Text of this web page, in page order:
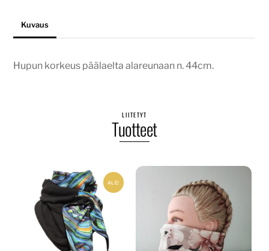
Kuvaus
Hupun korkeus päälaelta alareunaan n. 44cm.
LIITETYT
Tuotteet
ALE!